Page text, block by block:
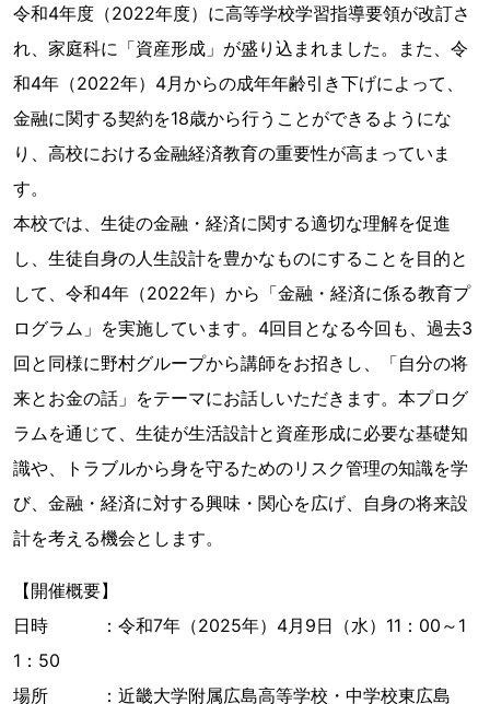
令和4年度（2022年度）に高等学校学習指導要領が改訂さ
れ、家庭科に「資産形成」が盛り込まれました。また、令
和4年（2022年）4月からの成年年齢引き下げによって、
金融に関する契約を18歳から行うことができるようにな
り、高校における金融経済教育の重要性が高まっていま
す。
本校では、生徒の金融・経済に関する適切な理解を促進
し、生徒自身の人生設計を豊かなものにすることを目的と
して、令和4年（2022年）から「金融・経済に係る教育プ
ログラム」を実施しています。4回目となる今回も、過去3
回と同様に野村グループから講師をお招きし、「自分の将
来とお金の話」をテーマにお話しいただきます。本プログ
ラムを通じて、生徒が生活設計と資産形成に必要な基礎知
識や、トラブルから身を守るためのリスク管理の知識を学
び、金融・経済に対する興味・関心を広げ、自身の将来設
計を考える機会とします。
【開催概要】
日時 ：令和7年（2025年）4月9日（水）11：00～1
1：50
場所 ：近畿大学附属広島高等学校・中学校東広島